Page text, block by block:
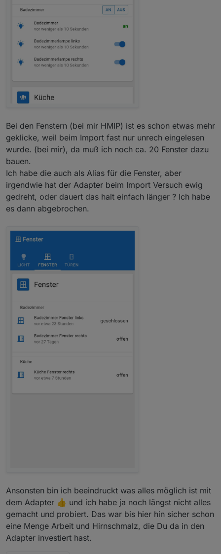
drei dinge sind mir bis jetzt aufgefallen:
Bei den Fenstern (bei mir HMIP) ist es schon etwas mehr
geklicke, weil beim Import fast nur unrech eingelesen
wurde. (bei mir), da muß ich noch ca. 20 Fenster dazu
bauen.
Ich habe die auch als Alias für die Fenster, aber
irgendwie hat der Adapter beim Import Versuch ewig
gedreht, oder dauert das halt einfach länger ? Ich habe
es dann abgebrochen.
Ansonsten bin ich beeindruckt was alles möglich ist mit
dem Adapter 👍 und ich habe ja noch längst nicht alles
gemacht und probiert. Das war bis hier hin sicher schon
eine Menge Arbeit und Hirnschmalz, die Du da in den
Adapter investiert hast.